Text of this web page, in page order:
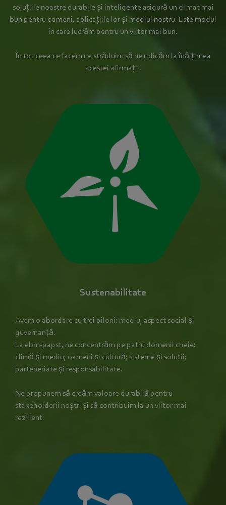
soluțiile noastre durabile și inteligente asigură un climat mai
bun pentru oameni, aplicațiile lor și mediul nostru. Este modul
în care lucrăm pentru un viitor mai bun.
În tot ceea ce facem ne străduim să ne ridicăm la înălțimea
acestei afirmații.
Sustenabilitate
Avem o abordare cu trei piloni: mediu, aspect social și
guvernanță.
La ebm‑papst, ne concentrăm pe patru domenii cheie:
climă și mediu; oameni și cultură; sisteme și soluții;
parteneriate și responsabilitate.
Ne propunem să creăm valoare durabilă pentru
stakeholderii noștri și să contribuim la un viitor mai
rezilient.